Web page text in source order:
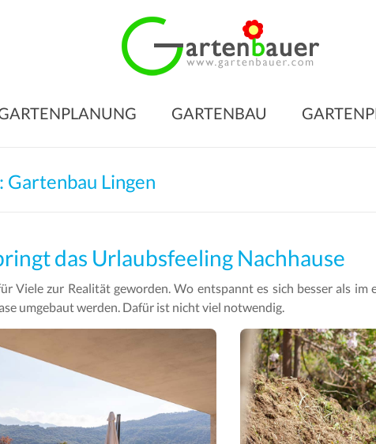
–
GARTENBAU
Gartenbau Lingen
das Urlaubsfeeling Nachhause
Viele zur Realität geworden. Wo entspannt es sich besser als im
umgebaut werden. Dafür ist nicht viel notwendig.